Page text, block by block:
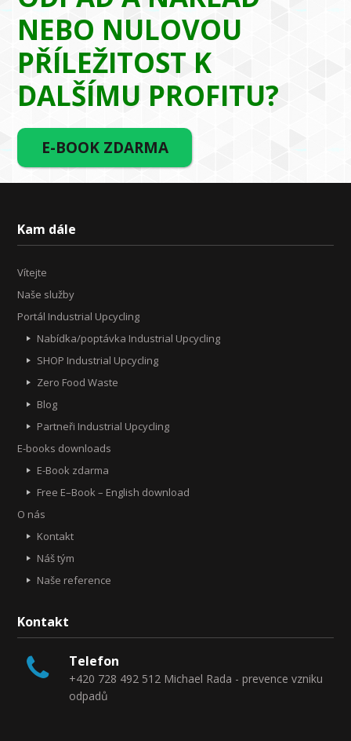
NEBO NULOVOU
PŘÍLEŽITOST K
DALŠÍMU PROFITU?
E-BOOK ZDARMA
Kam dále
Vítejte
Naše služby
Portál Industrial Upcycling
Nabídka/poptávka Industrial Upcycling
SHOP Industrial Upcycling
Zero Food Waste
Blog
Partneři Industrial Upcycling
E-books downloads
E-Book zdarma
Free E–Book – English download
O nás
Kontakt
Náš tým
Naše reference
Kontakt
Telefon
+420 728 492 512 Michael Rada - prevence vzniku
odpadů